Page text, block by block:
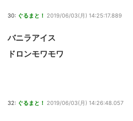
30: ぐるまと！ 2019/06/03(月) 14:25:17.889
バニラアイス
ドロンモワモワ
32: ぐるまと！ 2019/06/03(月) 14:26:48.057